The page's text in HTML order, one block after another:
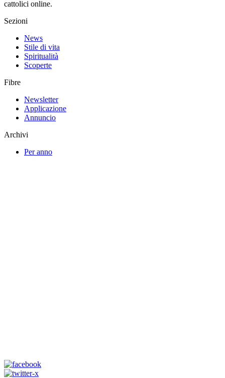
cattolici online.
Sezioni
News
Stile di vita
Spiritualità
Scoperte
Fibre
Newsletter
Applicazione
Annuncio
Archivi
Per anno